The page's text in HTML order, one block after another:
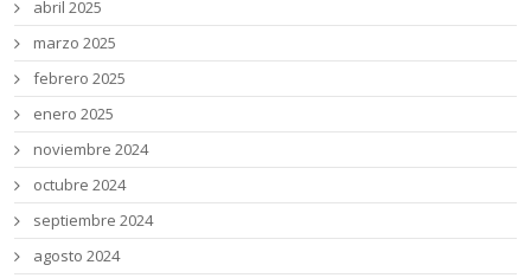
abril 2025
marzo 2025
febrero 2025
enero 2025
noviembre 2024
octubre 2024
septiembre 2024
agosto 2024